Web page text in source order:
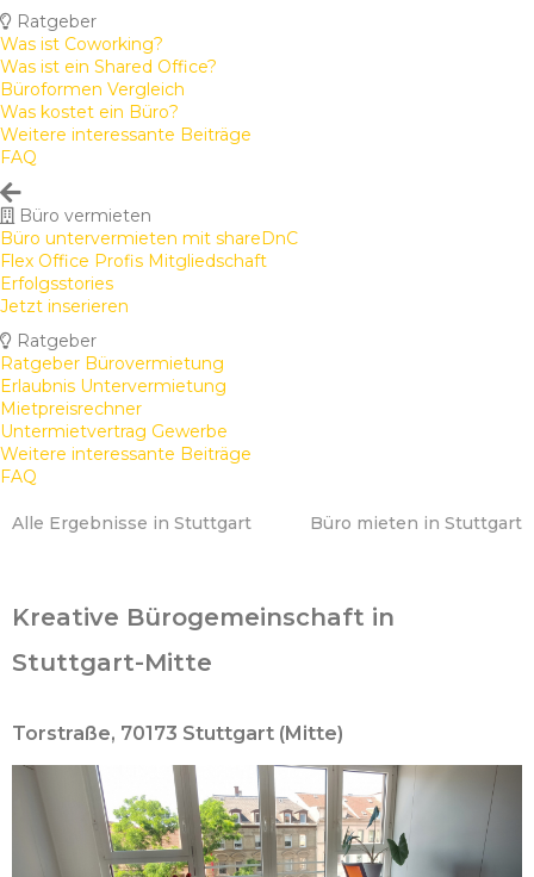
Ratgeber
Was ist Coworking?
Was ist ein Shared Office?
Büroformen Vergleich
Was kostet ein Büro?
Weitere interessante Beiträge
FAQ
Büro vermieten
Büro untervermieten mit shareDnC
Flex Office Profis Mitgliedschaft
Erfolgsstories
Jetzt inserieren
Ratgeber
Ratgeber Bürovermietung
Erlaubnis Untervermietung
Mietpreisrechner
Untermietvertrag Gewerbe
Weitere interessante Beiträge
FAQ
Alle Ergebnisse in Stuttgart Büro mieten in Stuttgart
Kreative Bürogemeinschaft in
Stuttgart-Mitte
Torstraße, 70173 Stuttgart (Mitte)